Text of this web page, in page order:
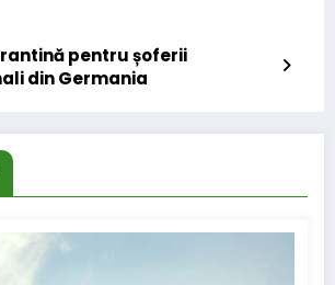
pentru șoferii
din Germania